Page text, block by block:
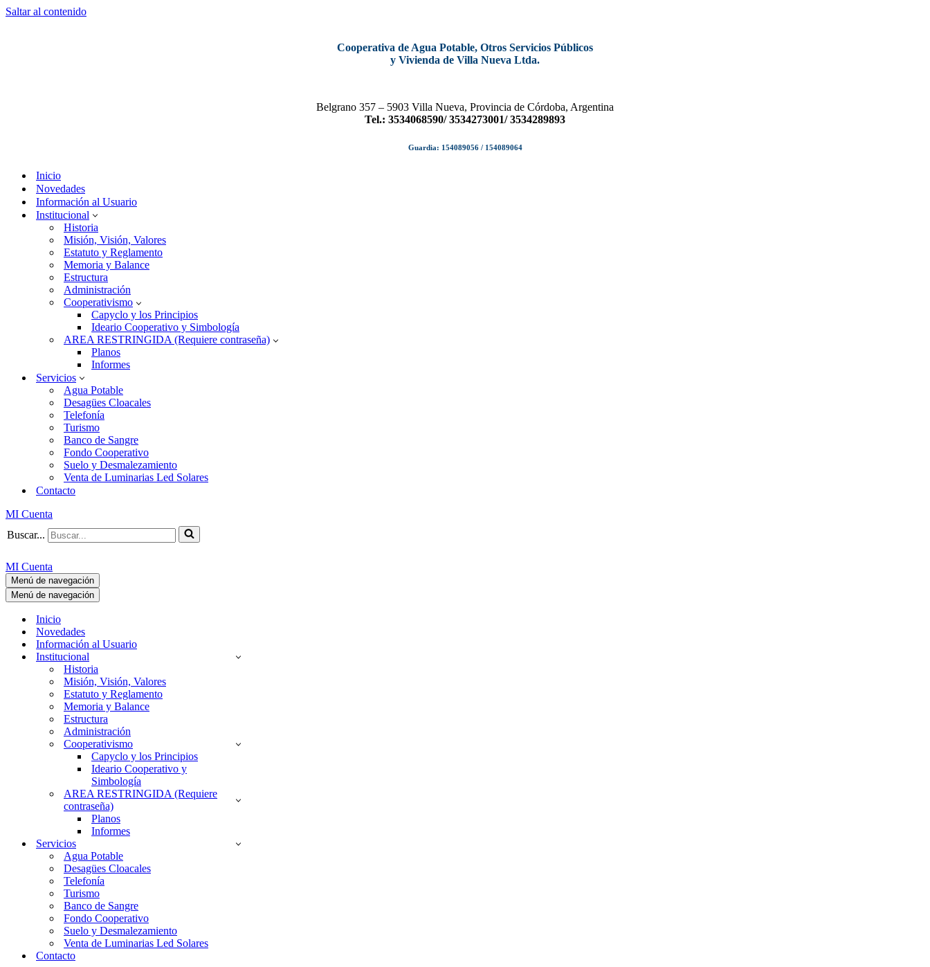
Saltar al contenido
Cooperativa de Agua Potable, Otros Servicios Públicos
y Vivienda de Villa Nueva Ltda.
Belgrano 357 – 5903 Villa Nueva, Provincia de Córdoba, Argentina
Tel.: 3534068590/ 3534273001/ 3534289893
Guardia: 154089056 / 154089064
Inicio
Novedades
Información al Usuario
Institucional
Historia
Misión, Visión, Valores
Estatuto y Reglamento
Memoria y Balance
Estructura
Administración
Cooperativismo
Capyclo y los Principios
Ideario Cooperativo y Simbología
AREA RESTRINGIDA (Requiere contraseña)
Planos
Informes
Servicios
Agua Potable
Desagües Cloacales
Telefonía
Turismo
Banco de Sangre
Fondo Cooperativo
Suelo y Desmalezamiento
Venta de Luminarias Led Solares
Contacto
MI Cuenta
Buscar...
MI Cuenta
Menú de navegación
Menú de navegación
Inicio
Novedades
Información al Usuario
Institucional
Historia
Misión, Visión, Valores
Estatuto y Reglamento
Memoria y Balance
Estructura
Administración
Cooperativismo
Capyclo y los Principios
Ideario Cooperativo y
Simbología
AREA RESTRINGIDA (Requiere
contraseña)
Planos
Informes
Servicios
Agua Potable
Desagües Cloacales
Telefonía
Turismo
Banco de Sangre
Fondo Cooperativo
Suelo y Desmalezamiento
Venta de Luminarias Led Solares
Contacto